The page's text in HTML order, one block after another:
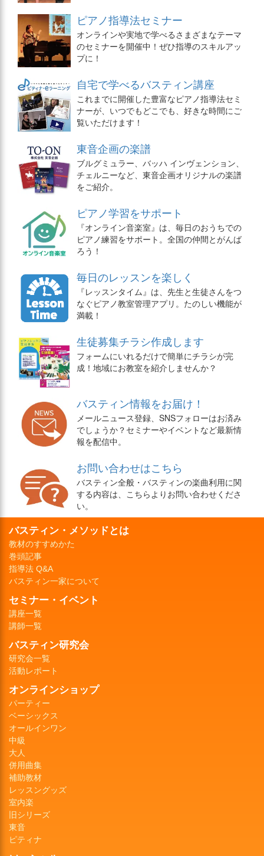
ピアノ指導法セミナー
オンラインや実地で学べるさまざまなテーマ
のセミナーを開催中！ぜひ指導のスキルアッ
プに！
自宅で学べるバスティン講座
これまでに開催した豊富なピアノ指導法セミ
ナーが、いつでもどこでも、好きな時間にご
覧いただけます！
東音企画の楽譜
ブルグミュラー、バッハ インヴェンション、
チェルニーなど、東音企画オリジナルの楽譜
をご紹介。
ピアノ学習をサポート
『オンライン音楽室』は、毎日のおうちでの
ピアノ練習をサポート。全国の仲間とがんば
ろう！
毎日のレッスンを楽しく
『レッスンタイム』は、先生と生徒さんをつ
なぐピアノ教室管理アプリ。たのしい機能が
満載！
生徒募集チラシ作成します
フォームにいれるだけで簡単にチラシが完
成！地域にお教室を紹介しませんか？
バスティン情報をお届け！
メールニュース登録、SNSフォローはお済み
でしょうか？セミナーやイベントなど最新情
報を配信中。
お問い合わせはこちら
バスティン全般・バスティンの楽曲利用に関
する内容は、こちらよりお問い合わせくださ
い。
バスティン・メソッドとは
教材のすすめかた
巻頭記事
指導法 Q&A
バスティン一家について
セミナー・イベント
講座一覧
講師一覧
バスティン研究会
研究会一覧
活動レポート
オンラインショップ
パーティー
ベーシックス
オールインワン
中級
大人
併用曲集
補助教材
レッスングッズ
室内楽
旧シリーズ
東音
ピティナ